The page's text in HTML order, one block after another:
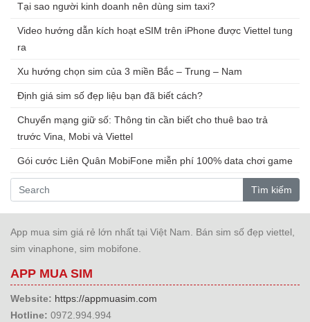
Tại sao người kinh doanh nên dùng sim taxi?
Video hướng dẫn kích hoạt eSIM trên iPhone được Viettel tung
ra
Xu hướng chọn sim của 3 miền Bắc – Trung – Nam
Định giá sim số đẹp liệu bạn đã biết cách?
Chuyển mạng giữ số: Thông tin cần biết cho thuê bao trả
trước Vina, Mobi và Viettel
Gói cước Liên Quân MobiFone miễn phí 100% data chơi game
Tìm kiếm
App mua sim giá rẻ lớn nhất tại Việt Nam. Bán sim số đẹp viettel,
sim vinaphone, sim mobifone.
APP MUA SIM
Website: https://appmuasim.com
Hotline: 0972.994.994